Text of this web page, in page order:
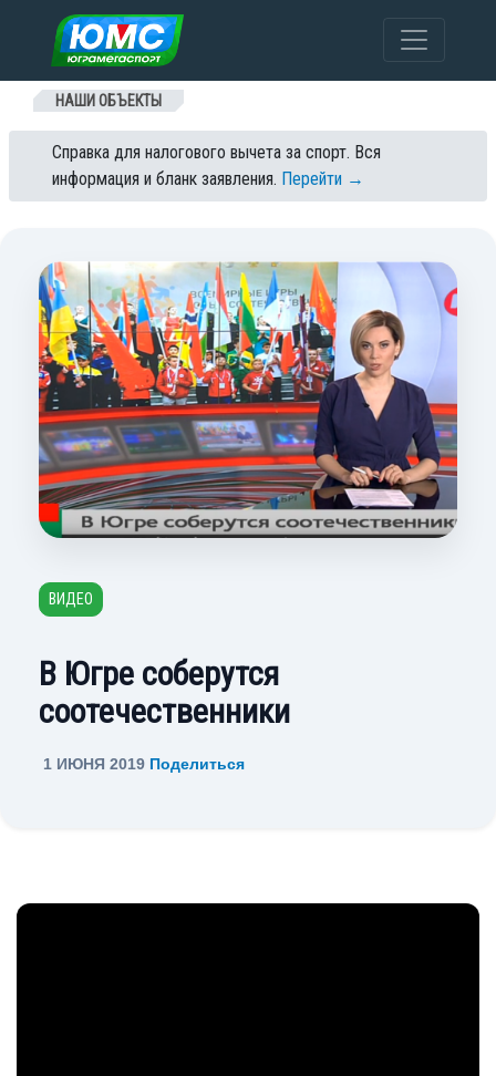
Перейти к содержанию
НАШИ ОБЪЕКТЫ
Справка для налогового вычета за спорт. Вся
информация и бланк заявления. Перейти →
ВИДЕО
В Югре соберутся
соотечественники
1 ИЮНЯ 2019 Поделиться